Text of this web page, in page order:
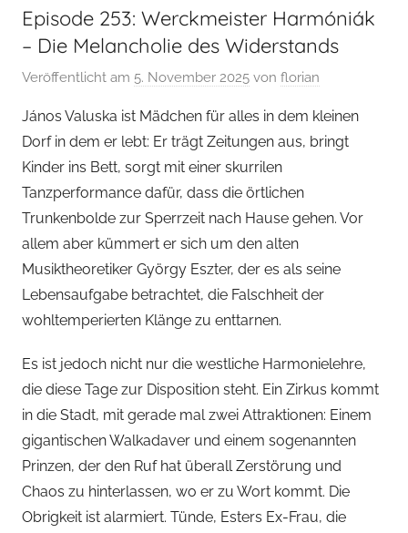
Film-
Podcast
Episode 253: Werckmeister Harmóniák
– Die Melancholie des Widerstands
Veröffentlicht am 5. November 2025 von florian
János Valuska ist Mädchen für alles in dem kleinen
Dorf in dem er lebt: Er trägt Zeitungen aus, bringt
Kinder ins Bett, sorgt mit einer skurrilen
Tanzperformance dafür, dass die örtlichen
Trunkenbolde zur Sperrzeit nach Hause gehen. Vor
allem aber kümmert er sich um den alten
Musiktheoretiker György Eszter, der es als seine
Lebensaufgabe betrachtet, die Falschheit der
wohltemperierten Klänge zu enttarnen.
Es ist jedoch nicht nur die westliche Harmonielehre,
die diese Tage zur Disposition steht. Ein Zirkus kommt
in die Stadt, mit gerade mal zwei Attraktionen: Einem
gigantischen Walkadaver und einem sogenannten
Prinzen, der den Ruf hat überall Zerstörung und
Chaos zu hinterlassen, wo er zu Wort kommt. Die
Obrigkeit ist alarmiert. Tünde, Esters Ex-Frau, die